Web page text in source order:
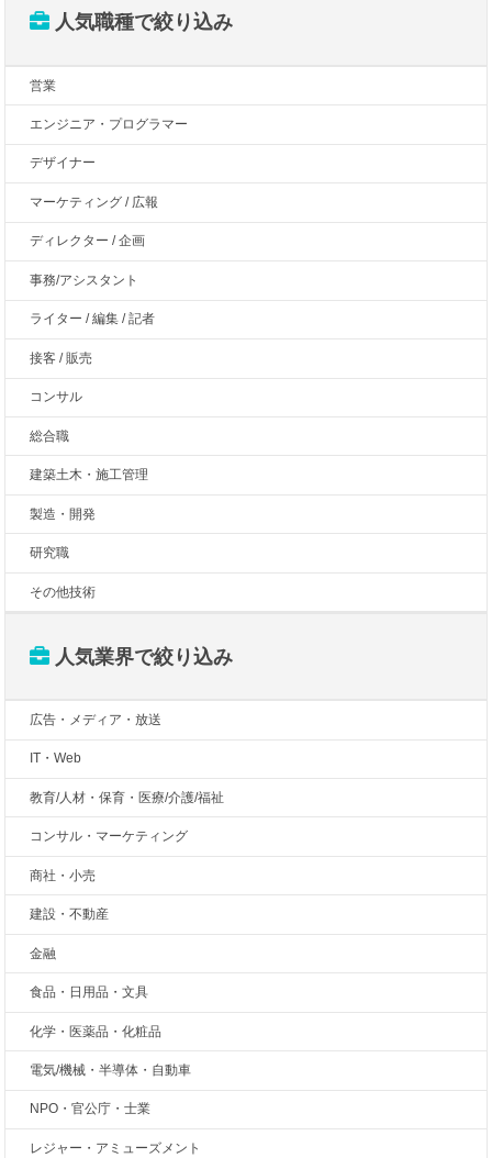
人気職種で絞り込み
営業
エンジニア・プログラマー
デザイナー
マーケティング / 広報
ディレクター / 企画
事務/アシスタント
ライター / 編集 / 記者
接客 / 販売
コンサル
総合職
建築土木・施工管理
製造・開発
研究職
その他技術
人気業界で絞り込み
広告・メディア・放送
IT・Web
教育/人材・保育・医療/介護/福祉
コンサル・マーケティング
商社・小売
建設・不動産
金融
食品・日用品・文具
化学・医薬品・化粧品
電気/機械・半導体・自動車
NPO・官公庁・士業
レジャー・アミューズメント